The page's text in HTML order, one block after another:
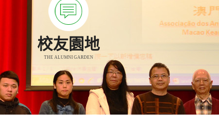
校友園地
THE ALUMNI GARDEN